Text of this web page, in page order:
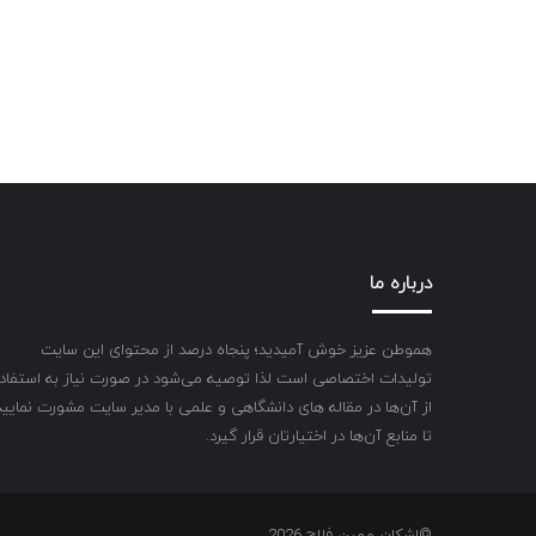
درباره ما
هموطن عزیز خوش آمیدید؛ پنجاه درصد از محتوای این سایت
تولیدات اختصاصی است لذا توصیه می‌شود در صورت نیاز به
از آن‌ها در مقاله های دانشگاهی و علمی با مدیر سایت مشورت
تا منابع آن‌ها در اختیارتان قرار گیرد.